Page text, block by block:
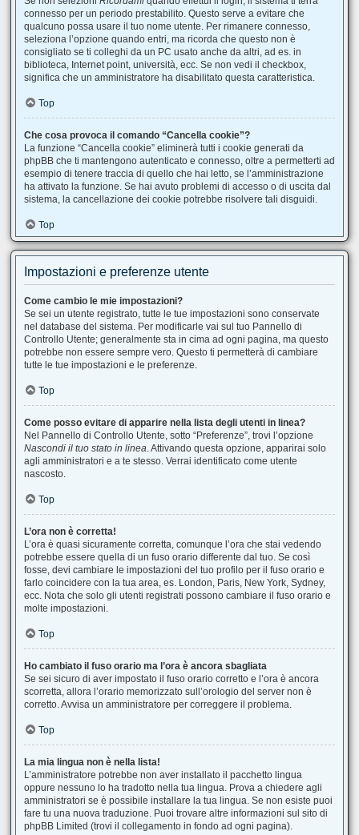
connesso per un periodo prestabilito. Questo serve a evitare che
qualcuno possa usare il tuo nome utente. Per rimanere connesso,
seleziona l’opzione quando entri, ma ricorda che questo non è
consigliato se ti colleghi da un PC usato anche da altri, ad es. in
biblioteca, Internet point, università, ecc. Se non vedi il checkbox,
significa che un amministratore ha disabilitato questa caratteristica.
Top
Che cosa provoca il comando “Cancella cookie”?
La funzione “Cancella cookie” eliminerà tutti i cookie generati da
phpBB che ti mantengono autenticato e connesso, oltre a permetterti ad
esempio di tenere traccia di quello che hai letto, se l’amministrazione
ha attivato la funzione. Se hai avuto problemi di accesso o di uscita dal
sistema, la cancellazione dei cookie potrebbe risolvere tali disguidi.
Top
Impostazioni e preferenze utente
Come cambio le mie impostazioni?
Se sei un utente registrato, tutte le tue impostazioni sono conservate
nel database del sistema. Per modificarle vai sul tuo Pannello di
Controllo Utente; generalmente sta in cima ad ogni pagina, ma questo
potrebbe non essere sempre vero. Questo ti permetterà di cambiare
tutte le tue impostazioni e le preferenze.
Top
Come posso evitare di apparire nella lista degli utenti in linea?
Nel Pannello di Controllo Utente, sotto “Preferenze”, trovi l’opzione
Nascondi il tuo stato in linea. Attivando questa opzione, apparirai solo
agli amministratori e a te stesso. Verrai identificato come utente
nascosto.
Top
L’ora non è corretta!
L’ora è quasi sicuramente corretta, comunque l’ora che stai vedendo
potrebbe essere quella di un fuso orario differente dal tuo. Se così
fosse, devi cambiare le impostazioni del tuo profilo per il fuso orario e
farlo coincidere con la tua area, es. London, Paris, New York, Sydney,
ecc. Nota che solo gli utenti registrati possono cambiare il fuso orario e
molte impostazioni.
Top
Ho cambiato il fuso orario ma l’ora è ancora sbagliata
Se sei sicuro di aver impostato il fuso orario corretto e l’ora è ancora
scorretta, allora l’orario memorizzato sull’orologio del server non è
corretto. Avvisa un amministratore per correggere il problema.
Top
La mia lingua non è nella lista!
L’amministratore potrebbe non aver installato il pacchetto lingua
oppure nessuno lo ha tradotto nella tua lingua. Prova a chiedere agli
amministratori se è possibile installare la tua lingua. Se non esiste puoi
fare tu una nuova traduzione. Puoi trovare altre informazioni sul sito di
phpBB Limited (trovi il collegamento in fondo ad ogni pagina).